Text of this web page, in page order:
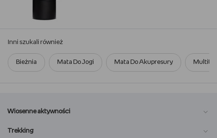
Inni szukali również
Bieżnia Mata Do Jogi Mata Do Akupresury
Wiosenne aktywności
Trekking